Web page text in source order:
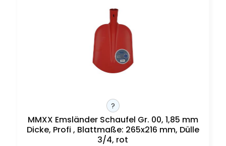
?
MMXX Emsländer Schaufel Gr. 00, 1,85 mm
Dicke, Profi , Blattmaße: 265x216 mm, Dülle
3/4, rot